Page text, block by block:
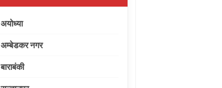
अयोध्या
अम्बेडकर नगर
बाराबंकी